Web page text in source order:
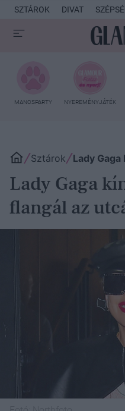
SZTÁROK DIVAT
MANCSPARTY NYEREMÉNYJÁTÉK
Sztárok Lady Gaga
Lady Gaga
flangál az